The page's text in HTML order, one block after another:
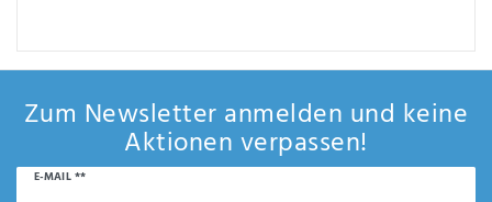
Zum Newsletter anmelden und keine
Aktionen verpassen!
E-MAIL **
Newsletter